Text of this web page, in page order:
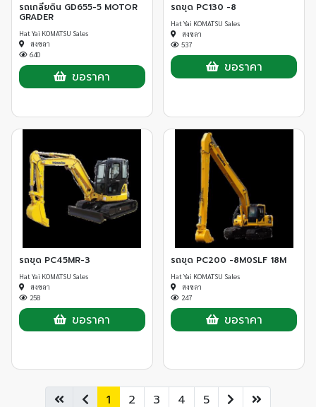
รถเกลี่ยดิน GD655-5 MOTOR
GRADER
Hat Yai KOMATSU Sales
สงขลา
640
ขอราคา
รถขุด PC130 -8
Hat Yai KOMATSU Sales
สงขลา
537
ขอราคา
รถขุด PC45MR-3
Hat Yai KOMATSU Sales
สงขลา
258
ขอราคา
รถขุด PC200 -8M0SLF 18M
Hat Yai KOMATSU Sales
สงขลา
247
ขอราคา
1 2 3 4 5